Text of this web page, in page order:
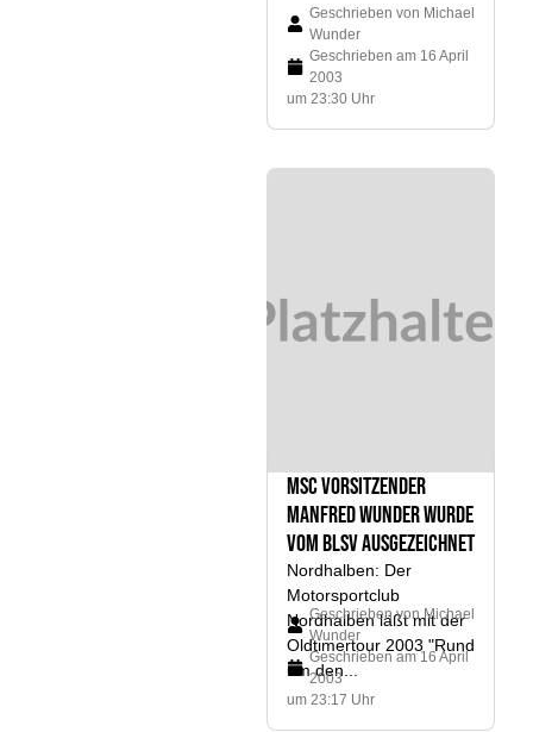
Geschrieben von Michael
Wunder
Geschrieben am 16 April
2003
um 23:30 Uhr
MSC Vorsitzender
Manfred Wunder wurde
vom BLSV ausgezeichnet
Nordhalben: Der
Motorsportclub
Nordhalben läßt mit der
Oldtimertour 2003 "Rund
um den...
Geschrieben vonMichael
Wunder
Geschrieben am 16 April
2003
um 23:17 Uhr